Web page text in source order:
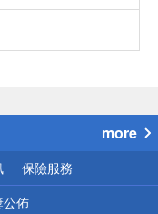
more
保險服務
公佈